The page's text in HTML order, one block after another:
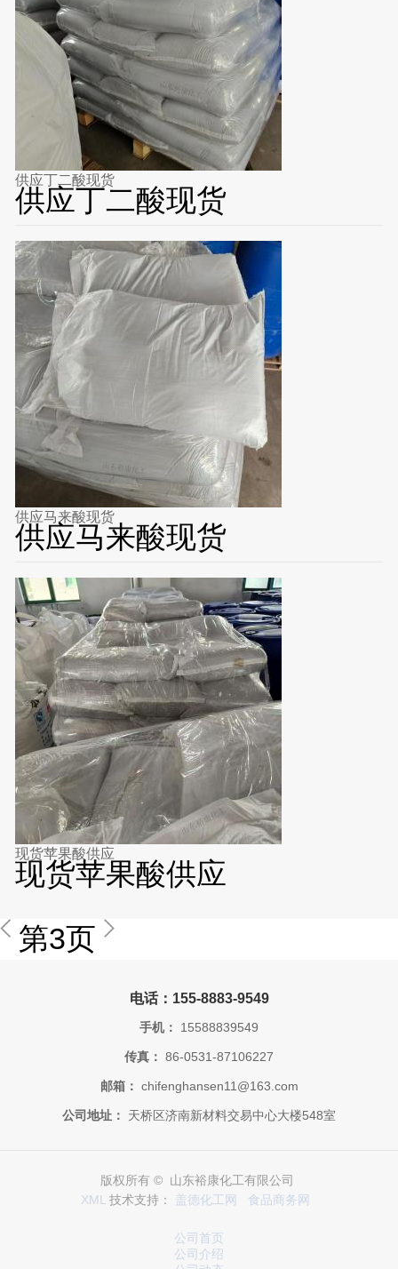
供应丁二酸现货
供应丁二酸现货
供应马来酸现货
供应马来酸现货
现货苹果酸供应
现货苹果酸供应
第3页
电话：155-8883-9549
手机： 15588839549
传真： 86-0531-87106227
邮箱： chifenghansen11@163.com
公司地址： 天桥区济南新材料交易中心大楼548室
版权所有 © 山东裕康化工有限公司
XML 技术支持： 盖德化工网 食品商务网
公司首页
公司介绍